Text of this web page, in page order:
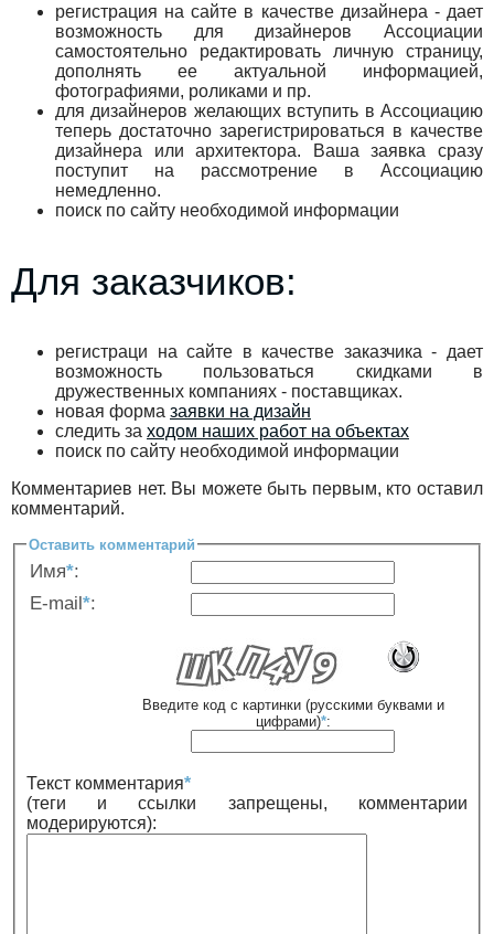
регистрация на сайте в качестве дизайнера - дает
возможность для дизайнеров Ассоциации
самостоятельно редактировать личную страницу,
дополнять ее актуальной информацией,
фотографиями, роликами и пр.
для дизайнеров желающих вступить в Ассоциацию
теперь достаточно зарегистрироваться в качестве
дизайнера или архитектора. Ваша заявка сразу
поступит на рассмотрение в Ассоциацию
немедленно.
поиск по сайту необходимой информации
Для заказчиков:
регистраци на сайте в качестве заказчика - дает
возможность пользоваться скидками в
дружественных компаниях - поставщиках.
новая форма заявки на дизайн
следить за ходом наших работ на объектах
поиск по сайту необходимой информации
Комментариев нет. Вы можете быть первым, кто оставил
комментарий.
Оставить комментарий
Имя*:
E-mail *:
Введите код с картинки (русскими буквами и
цифрами)*:
Текст комментария*
(теги и ссылки запрещены, комментарии
модерируются):